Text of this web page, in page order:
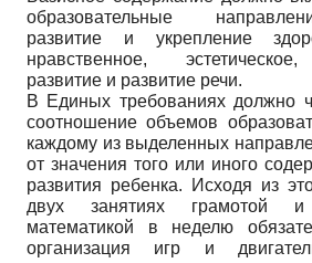
образовательные
развитие и укрепление
нравственное,
развитие и развитие речи.
В Единых требованиях должно
соотношение объемов
каждому из выделенных
от значения того или иного
развития ребенка. Исходя из
двух занятиях грамотой
математикой в неделю
организация игр и